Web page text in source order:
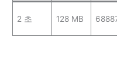
2 초 128 MB